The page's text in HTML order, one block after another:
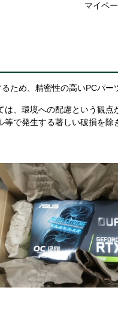
マイペ
ため、精密性の高いPCパ
、環境への配慮という観
で発生する著しい破損を